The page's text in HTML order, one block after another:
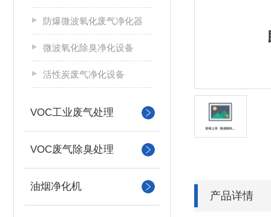
防爆微波氧化废气净化器
微波氧化除臭净化设备
活性炭废气净化设备
VOC工业废气处理
VOC废气除臭处理
油烟净化机
产品详情